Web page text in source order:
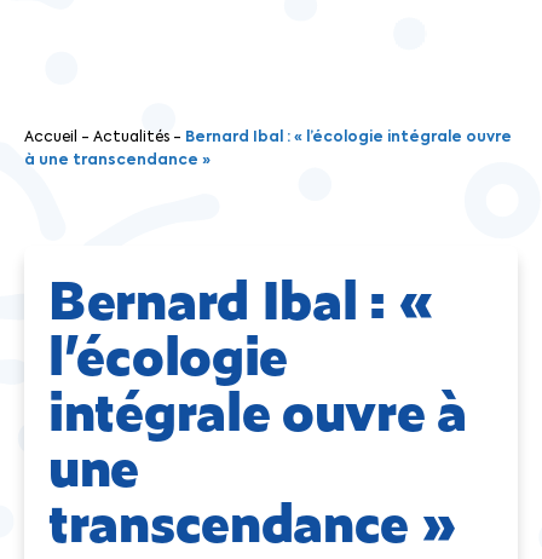
Accueil - Actualités - Bernard Ibal : « l’écologie intégrale ouvre
à une transcendance »
Bernard Ibal : «
l’écologie
intégrale ouvre à
une
transcendance »